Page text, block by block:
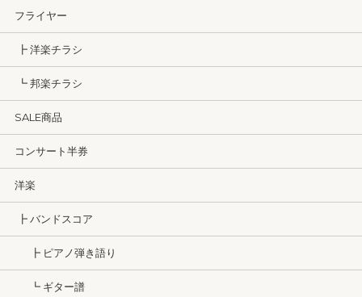
フライヤー
┣ 洋楽チラシ
┗ 邦楽チラシ
SALE商品
コンサート半券
洋楽
┣ バンドスコア
┣ ピアノ弾き語り
┗ ギター譜